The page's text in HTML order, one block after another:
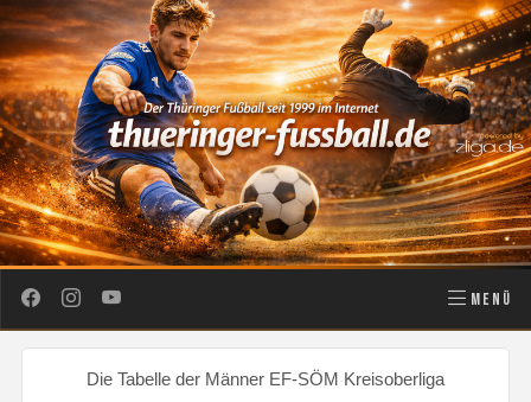
MENÜ
Die Tabelle der Männer EF-SÖM Kreisoberliga